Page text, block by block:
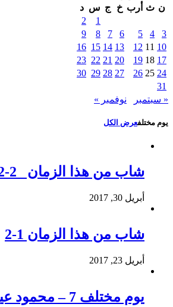
ن ث أرب خ ج س د
1
2
3
4
5
6
7
8
9
10
11
12
13
14
15
16
17
18
19
20
21
22
23
24
25
26
27
28
29
30
31
« سبتمبر
نوفمبر »
يوم مختلفعرض الكل
شاب من هذا الزمان 2-2
أبريل 30, 2017
شاب من هذا الزمان 1-2
أبريل 23, 2017
يوم مختلف 7 – محمود عيسى